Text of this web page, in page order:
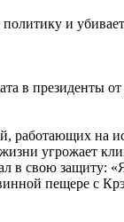
и
в
на
угрожает
свою защиту:
пещере